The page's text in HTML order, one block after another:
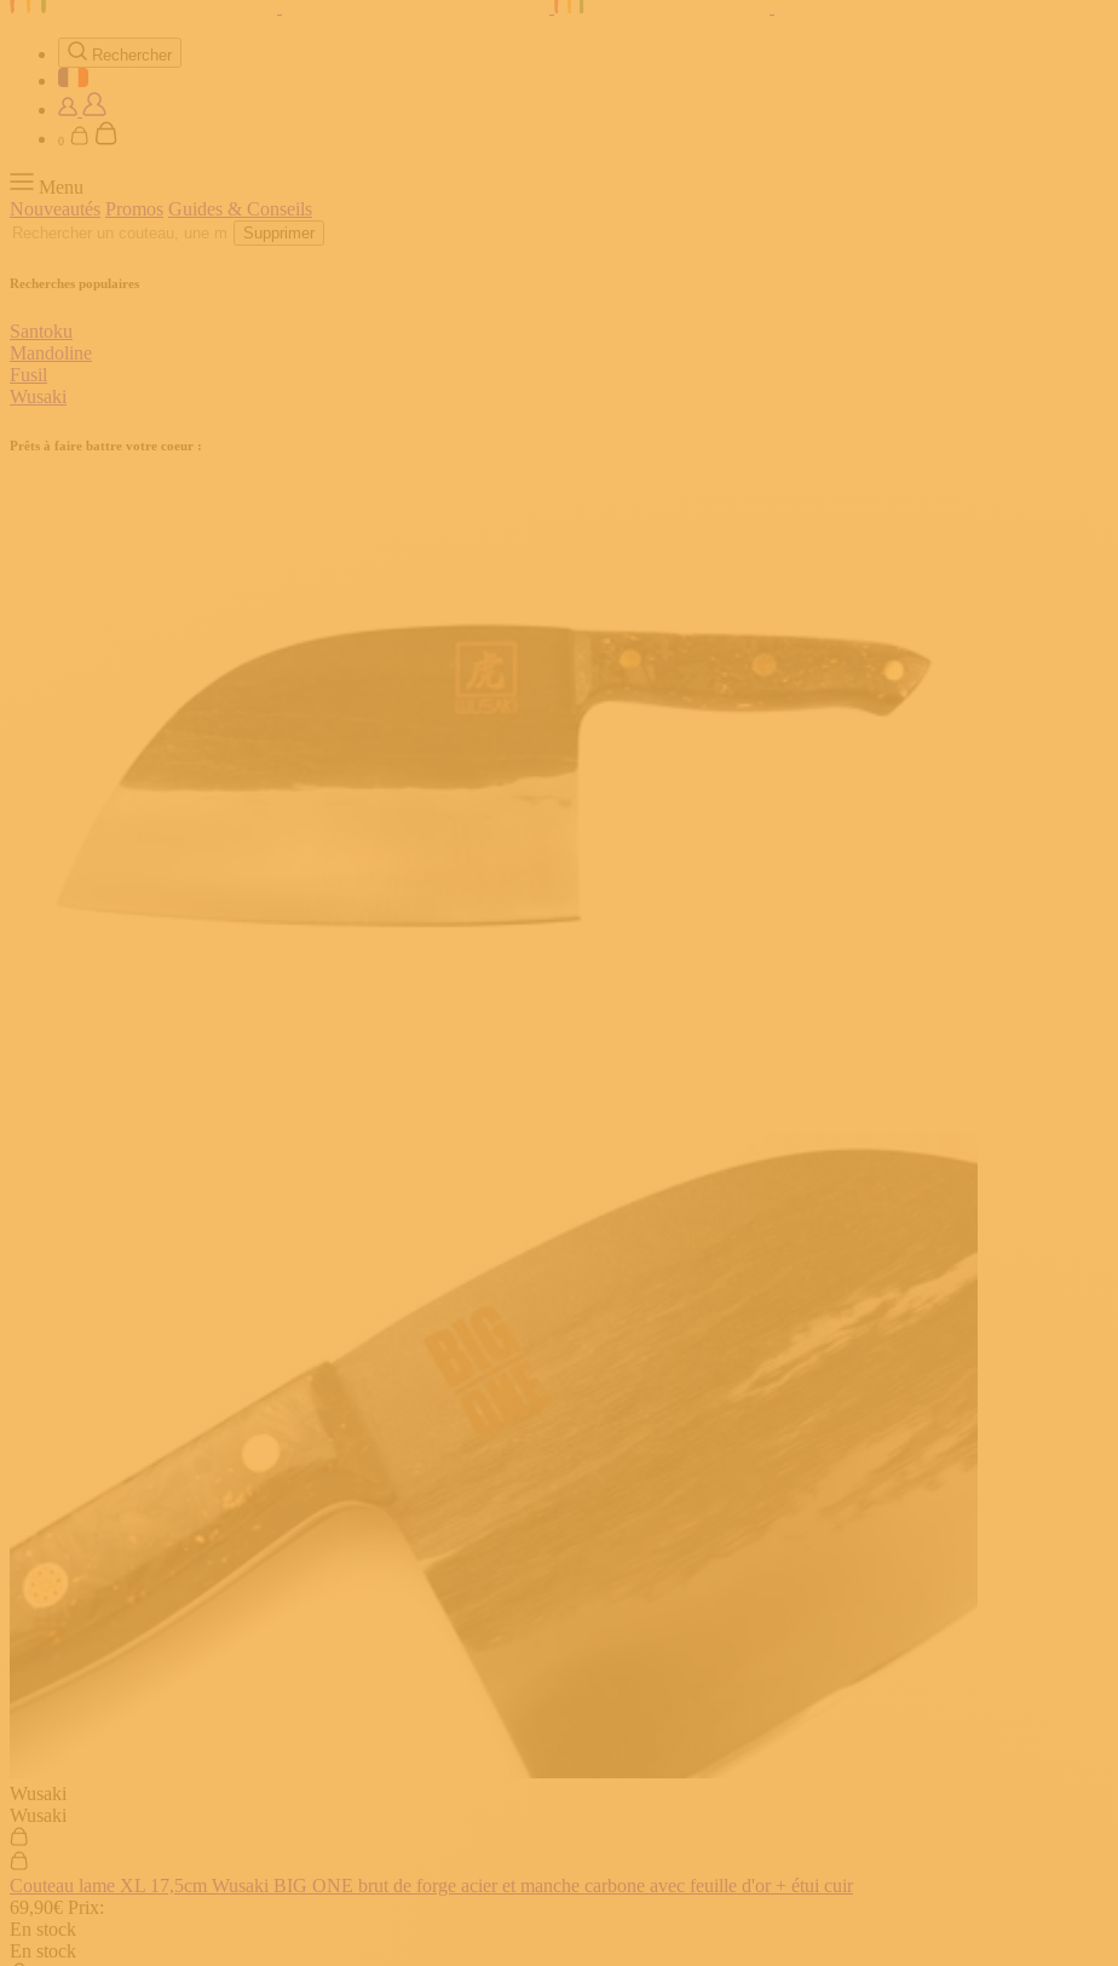
Rechercher
0
Menu
Nouveautés Promos Guides & Conseils
Supprimer
Recherches populaires
Santoku
Mandoline
Fusil
Wusaki
Prêts à faire battre votre coeur :
Wusaki
Wusaki
Couteau lame XL 17,5cm Wusaki BIG ONE brut de forge acier et manche carbone avec feuille d'or + étui cuir
69,90€ Prix:
En stock
En stock